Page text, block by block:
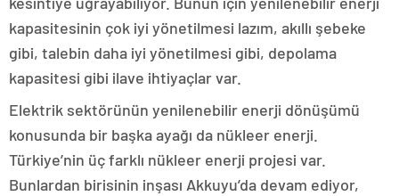
kapasitesinin çok iyi yönetilmesi lazım, akıllı şebeke
gibi, talebin daha iyi yönetilmesi gibi, depolama
kapasitesi gibi ilave ihtiyaçlar var.
Elektrik sektörünün yenilenebilir enerji dönüşümü
konusunda bir başka ayağı da nükleer enerji.
Türkiye’nin üç farklı nükleer enerji projesi var.
Bunlardan birisinin inşası Akkuyu’da devam ediyor,